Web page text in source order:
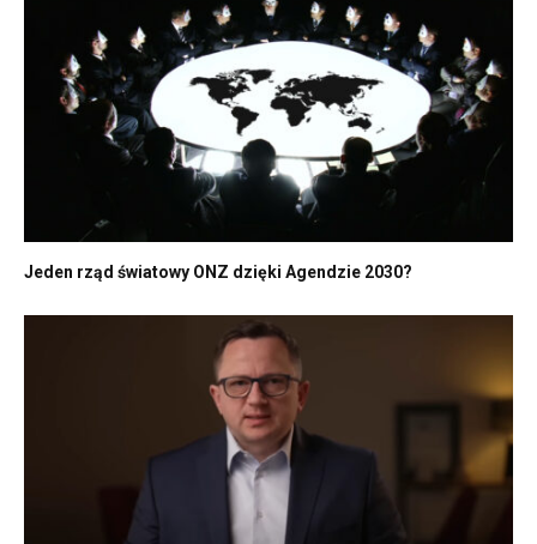
Jeden rząd światowy ONZ dzięki Agendzie 2030?